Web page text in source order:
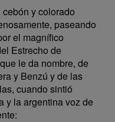
y colorado
paseando
el magnífico
Estrecho de
le da nombre, de
y Benzú y de las
cuando sintió
y la argentina voz de